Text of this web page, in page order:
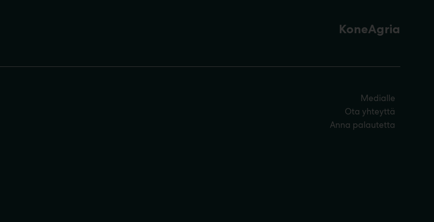
KoneAgria
Medialle
Ota yhteyttä
Anna palautetta